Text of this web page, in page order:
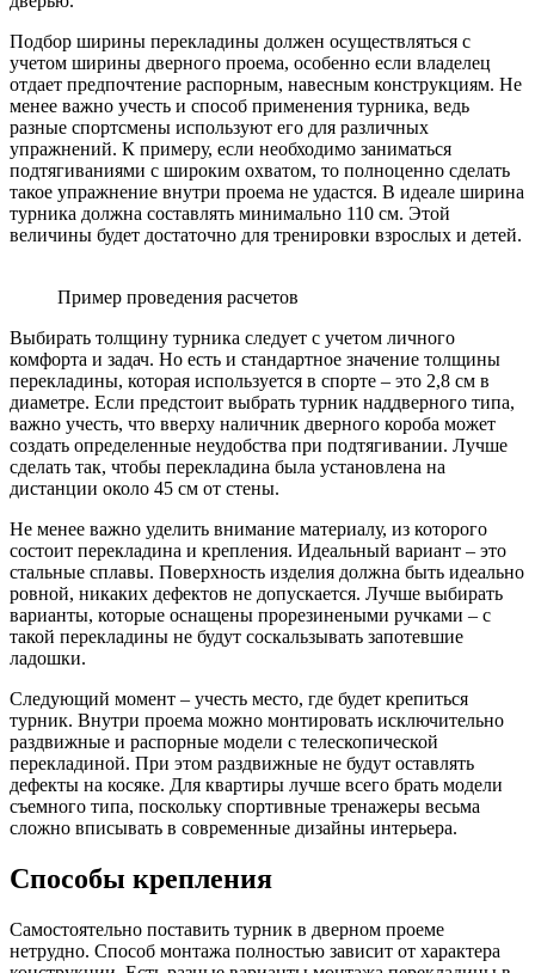
Подбор ширины перекладины должен осуществляться с
учетом ширины дверного проема, особенно если владелец
отдает предпочтение распорным, навесным конструкциям. Не
менее важно учесть и способ применения турника, ведь
разные спортсмены используют его для различных
упражнений. К примеру, если необходимо заниматься
подтягиваниями с широким охватом, то полноценно сделать
такое упражнение внутри проема не удастся. В идеале ширина
турника должна составлять минимально 110 см. Этой
величины будет достаточно для тренировки взрослых и детей.
Пример проведения расчетов
Выбирать толщину турника следует с учетом личного
комфорта и задач. Но есть и стандартное значение толщины
перекладины, которая используется в спорте – это 2,8 см в
диаметре. Если предстоит выбрать турник наддверного типа,
важно учесть, что вверху наличник дверного короба может
создать определенные неудобства при подтягивании. Лучше
сделать так, чтобы перекладина была установлена на
дистанции около 45 см от стены.
Не менее важно уделить внимание материалу, из которого
состоит перекладина и крепления. Идеальный вариант – это
стальные сплавы. Поверхность изделия должна быть идеально
ровной, никаких дефектов не допускается. Лучше выбирать
варианты, которые оснащены прорезинеными ручками – с
такой перекладины не будут соскальзывать запотевшие
ладошки.
Следующий момент – учесть место, где будет крепиться
турник. Внутри проема можно монтировать исключительно
раздвижные и распорные модели с телескопической
перекладиной. При этом раздвижные не будут оставлять
дефекты на косяке. Для квартиры лучше всего брать модели
съемного типа, поскольку спортивные тренажеры весьма
сложно вписывать в современные дизайны интерьера.
Способы крепления
Самостоятельно поставить турник в дверном проеме
нетрудно. Способ монтажа полностью зависит от характера